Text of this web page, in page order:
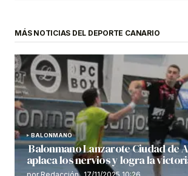
MÁS NOTICIAS DEL DEPORTE CANARIO
BALONMANO
Balonmano Lanzarote Ciudad de
aplaca los nervios y logra la